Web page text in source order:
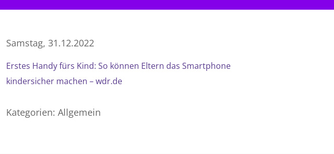
Samstag, 31.12.2022
Erstes Handy fürs Kind: So können Eltern das Smartphone
kindersicher machen – wdr.de
Kategorien:Allgemein